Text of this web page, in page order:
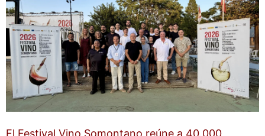
El Festival Vino Somontano reúne a 40.000